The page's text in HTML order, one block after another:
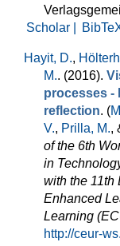
Scholar |
Hayit, D.,
M.. (2016).
processes -
reflection. (
V., Prilla, M.,
of the 6th
in
with the 11th
Enhanced
Learning
http://ceur-